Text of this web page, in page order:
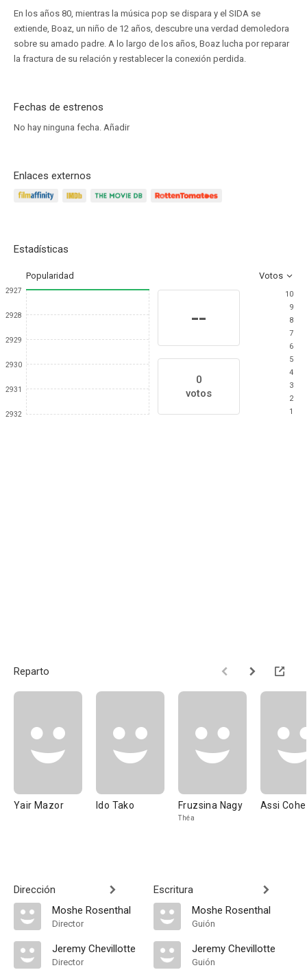
En los años 80, mientras la música pop se dispara y el SIDA se
extiende, Boaz, un niño de 12 años, descubre una verdad demoledora
sobre su amado padre. A lo largo de los años, Boaz lucha por reparar
la fractura de su relación y restablecer la conexión perdida.
Fechas de estrenos
No hay ninguna fecha. Añadir
Enlaces externos
Estadísticas
Popularidad Votos
2927
2928
2929
2930
2931
2932
--
0
votos
10
9
8
7
6
5
4
3
2
1
Reparto
Yair Mazor Ido Tako Fruzsina Nagy
Théa
Assi
Dirección
Moshe Rosenthal
Director
Jeremy Chevillotte
Director
Escritura
Moshe Rosenthal
Guión
Jeremy Chevillotte
Guión